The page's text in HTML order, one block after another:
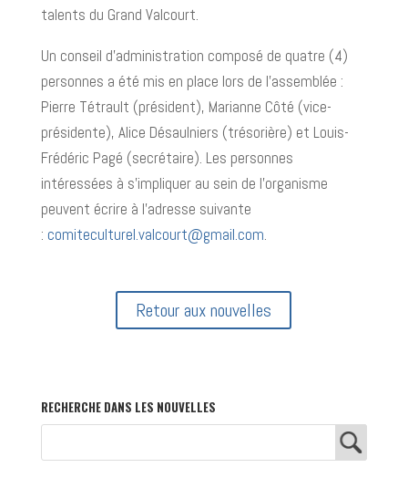
talents du Grand Valcourt.
Un conseil d’administration composé de quatre (4)
personnes a été mis en place lors de l’assemblée :
Pierre Tétrault (président), Marianne Côté (vice-
présidente), Alice Désaulniers (trésorière) et Louis-
Frédéric Pagé (secrétaire). Les personnes
intéressées à s’impliquer au sein de l’organisme
peuvent écrire à l’adresse suivante
: comiteculturel.valcourt@gmail.com.
Retour aux nouvelles
RECHERCHE DANS LES NOUVELLES